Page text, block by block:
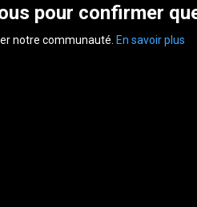
pour confirmer
notre communauté. En savoir plus